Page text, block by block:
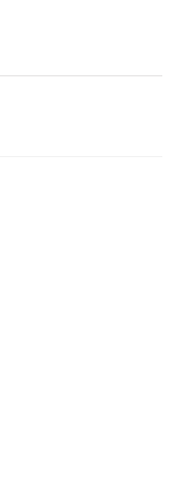
via X -
nieuwsbericht via
dit nieuwsbericht
dit